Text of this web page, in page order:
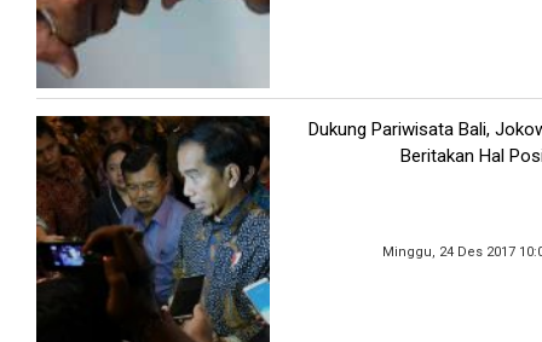
Dukung Pariwisata Bali,
Beritakan Hal
Minggu, 24 Des 2017